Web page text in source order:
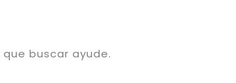
buscar ayude.